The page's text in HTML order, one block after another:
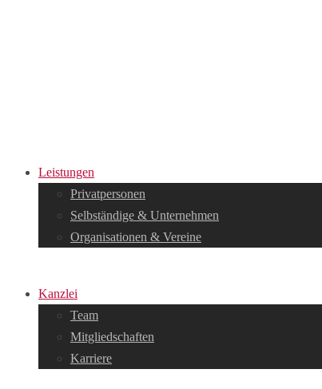
Leistungen
Privatpersonen
Selbständige & Unternehmen
Organisationen & Vereine
Kanzlei
Team
Mitgliedschaften
Karriere